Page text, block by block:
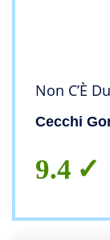
Non C’È
Cecchi
9.4